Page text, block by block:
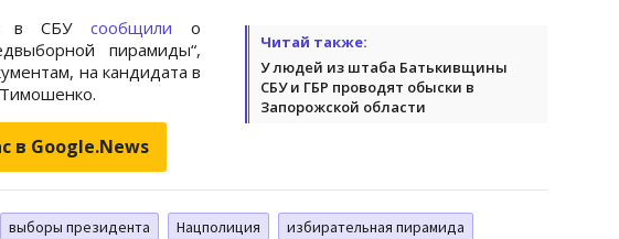
Читай также:
У людей из штаба Батькивщины
СБУ и ГБР проводят обыски в
Запорожской области
в СБУсообщили о
пирамиды“,
на кандидата в
в Google.News
выборы президента Нацполиция избирательная пирамида